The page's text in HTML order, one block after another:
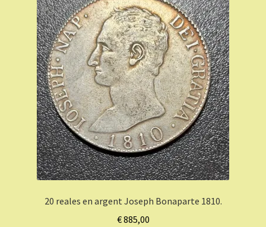
20 reales en argent Joseph Bonaparte 1810.
€885,00